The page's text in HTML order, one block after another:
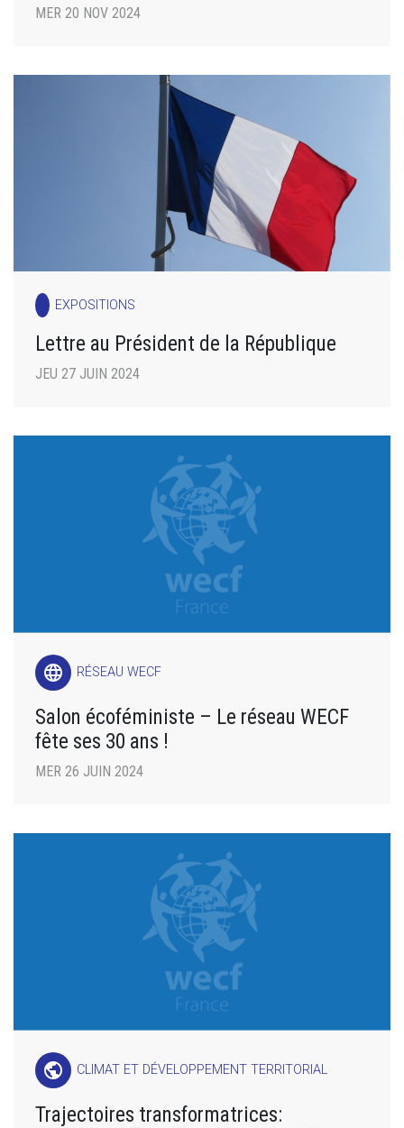
MER 20 NOV 2024
EXPOSITIONS
Lettre au Président de la République
JEU 27 JUIN 2024
language RÉSEAU WECF
Salon écoféministe – Le réseau WECF
fête ses 30 ans !
MER 26 JUIN 2024
public CLIMAT ET DÉVELOPPEMENT TERRITORIAL
Trajectoires transformatrices: